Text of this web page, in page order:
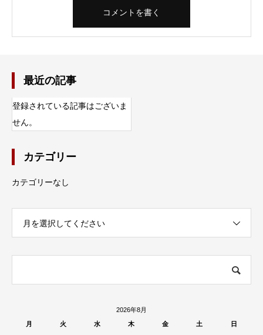
最近の記事
登録されている記事はございま
せん。
カテゴリー
カテゴリーなし
月を選択してください
2026年8月
月
火 水 木 金 土 日